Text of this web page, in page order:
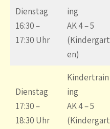
Dienstag
16:30 –
17:30 Uhr
ing
AK 4 – 5
(Kindergart
en)
Dienstag
17:30 –
18:30 Uhr
Kindertrain
ing
AK 4 – 5
(Kindergart